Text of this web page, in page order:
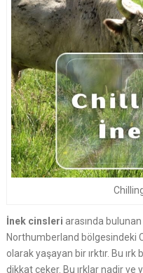
İnek cinsleri arasında bulunan
Northumberland bölgesindeki
olarak yaşayan bir ırktır. Bu
dikkat çeker. Bu ırklar nadir ve